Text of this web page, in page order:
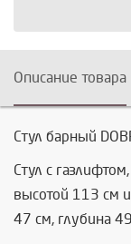
Описание товара
Стул барный
Стул с
высотой 113 см
47 см, глубина